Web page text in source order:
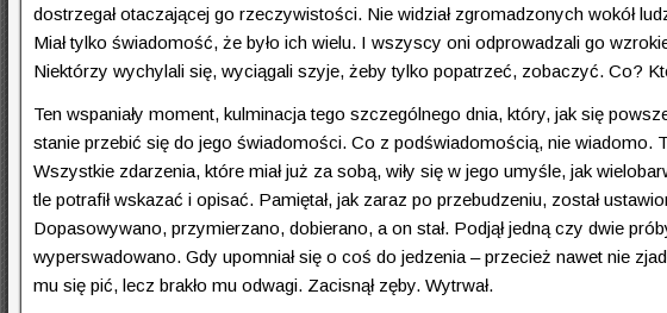
dostrzegał otaczającej go rzeczywistości. Nie widział zgromadzonych wokół
Miał tylko świadomość, że było ich wielu. I wszyscy oni odprowadzali go
Niektórzy wychylali się, wyciągali szyje, żeby tylko popatrzeć, zobaczyć. Co?
Ten wspaniały moment, kulminacja tego szczególnego dnia, który, jak się
stanie przebić się do jego świadomości. Co z podświadomością, nie wiadomo.
Wszystkie zdarzenia, które miał już za sobą, wiły się w jego umyśle, jak
tle potrafił wskazać i opisać. Pamiętał, jak zaraz po przebudzeniu, został
Dopasowywano, przymierzano, dobierano, a on stał. Podjął jedną czy dwie
wyperswadowano. Gdy upomniał się o coś do jedzenia – przecież nawet nie
mu się pić, lecz brakło mu odwagi. Zacisnął zęby. Wytrwał.